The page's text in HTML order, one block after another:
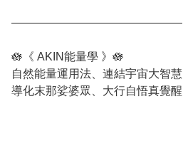
———————————————
🪷《 AKIN能量學 》🪷
自然能量運用法、連結宇宙大智慧
導化末那娑婆眾、大行自悟真覺醒